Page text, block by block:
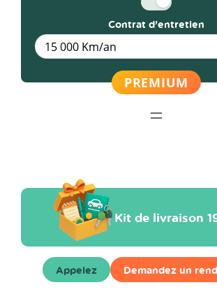
Contrat d’entretien
Kit de livraison
Appelez Demandez un